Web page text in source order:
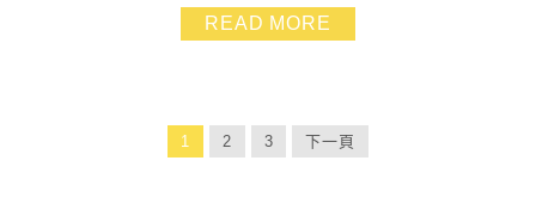
的網美打卡聖地，於官網上更稱『禪機山仙佛寺』是大地
的美術館 還沒來過的朋友們，跟著我們一起來去逛逛
READ MORE
1 2 3 下一頁